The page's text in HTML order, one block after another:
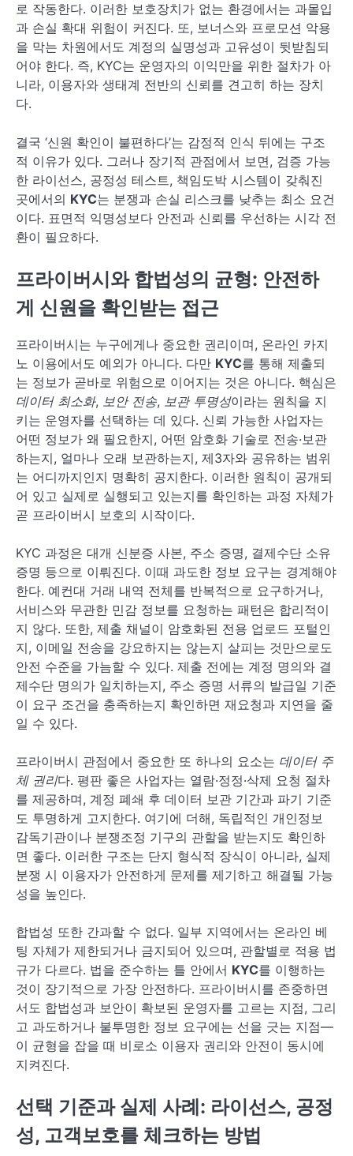
로 작동한다. 이러한 보호장치가 없는 환경에서는 과몰입
과 손실 확대 위험이 커진다. 또, 보너스와 프로모션 악용
을 막는 차원에서도 계정의 실명성과 고유성이 뒷받침되
어야 한다. 즉, KYC는 운영자의 이익만을 위한 절차가 아
니라, 이용자와 생태계 전반의 신뢰를 견고히 하는 장치
다.
결국 ‘신원 확인이 불편하다’는 감정적 인식 뒤에는 구조
적 이유가 있다. 그러나 장기적 관점에서 보면, 검증 가능
한 라이선스, 공정성 테스트, 책임도박 시스템이 갖춰진
곳에서의 KYC는 분쟁과 손실 리스크를 낮추는 최소 요건
이다. 표면적 익명성보다 안전과 신뢰를 우선하는 시각 전
환이 필요하다.
프라이버시와 합법성의 균형: 안전하
게 신원을 확인받는 접근
프라이버시는 누구에게나 중요한 권리이며, 온라인 카지
노 이용에서도 예외가 아니다. 다만 KYC를 통해 제출되
는 정보가 곧바로 위험으로 이어지는 것은 아니다. 핵심은
데이터 최소화, 보안 전송, 보관 투명성이라는 원칙을 지
키는 운영자를 선택하는 데 있다. 신뢰 가능한 사업자는
어떤 정보가 왜 필요한지, 어떤 암호화 기술로 전송·보관
하는지, 얼마나 오래 보관하는지, 제3자와 공유하는 범위
는 어디까지인지 명확히 공지한다. 이러한 원칙이 공개되
어 있고 실제로 실행되고 있는지를 확인하는 과정 자체가
곧 프라이버시 보호의 시작이다.
KYC 과정은 대개 신분증 사본, 주소 증명, 결제수단 소유
증명 등으로 이뤄진다. 이때 과도한 정보 요구는 경계해야
한다. 예컨대 거래 내역 전체를 반복적으로 요구하거나,
서비스와 무관한 민감 정보를 요청하는 패턴은 합리적이
지 않다. 또한, 제출 채널이 암호화된 전용 업로드 포털인
지, 이메일 전송을 강요하지는 않는지 살피는 것만으로도
안전 수준을 가늠할 수 있다. 제출 전에는 계정 명의와 결
제수단 명의가 일치하는지, 주소 증명 서류의 발급일 기준
이 요구 조건을 충족하는지 확인하면 재요청과 지연을 줄
일 수 있다.
프라이버시 관점에서 중요한 또 하나의 요소는 데이터 주
체 권리다. 평판 좋은 사업자는 열람·정정·삭제 요청 절차
를 제공하며, 계정 폐쇄 후 데이터 보관 기간과 파기 기준
도 투명하게 고지한다. 여기에 더해, 독립적인 개인정보
감독기관이나 분쟁조정 기구의 관할을 받는지도 확인하
면 좋다. 이러한 구조는 단지 형식적 장식이 아니라, 실제
분쟁 시 이용자가 안전하게 문제를 제기하고 해결될 가능
성을 높인다.
합법성 또한 간과할 수 없다. 일부 지역에서는 온라인 베
팅 자체가 제한되거나 금지되어 있으며, 관할별로 적용 법
규가 다르다. 법을 준수하는 틀 안에서 KYC를 이행하는
것이 장기적으로 가장 안전하다. 프라이버시를 존중하면
서도 합법성과 보안이 확보된 운영자를 고르는 지점, 그리
고 과도하거나 불투명한 정보 요구에는 선을 긋는 지점—
이 균형을 잡을 때 비로소 이용자 권리와 안전이 동시에
지켜진다.
선택 기준과 실제 사례: 라이선스, 공정
성, 고객보호를 체크하는 방법